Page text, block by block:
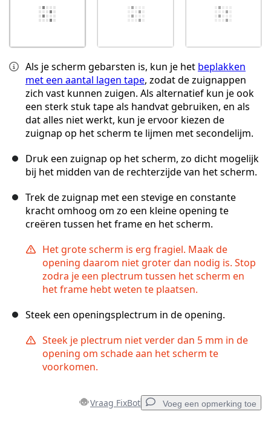
Als je scherm gebarsten is, kun je het beplakken
met een aantal lagen tape, zodat de zuignappen
zich vast kunnen zuigen. Als alternatief kun je ook
een sterk stuk tape als handvat gebruiken, en als
dat alles niet werkt, kun je ervoor kiezen de
zuignap op het scherm te lijmen met secondelijm.
Druk een zuignap op het scherm, zo dicht mogelijk
bij het midden van de rechterzijde van het scherm.
Trek de zuignap met een stevige en constante
kracht omhoog om zo een kleine opening te
creëren tussen het frame en het scherm.
Het grote scherm is erg fragiel. Maak de
opening daarom niet groter dan nodig is. Stop
zodra je een plectrum tussen het scherm en
het frame hebt weten te plaatsen.
Steek een openingsplectrum in de opening.
Steek je plectrum niet verder dan 5 mm in de
opening om schade aan het scherm te
voorkomen.
Vraag FixBot Voeg een opmerking toe